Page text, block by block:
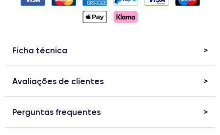
Ficha técnica
Avaliações de clientes
Perguntas frequentes